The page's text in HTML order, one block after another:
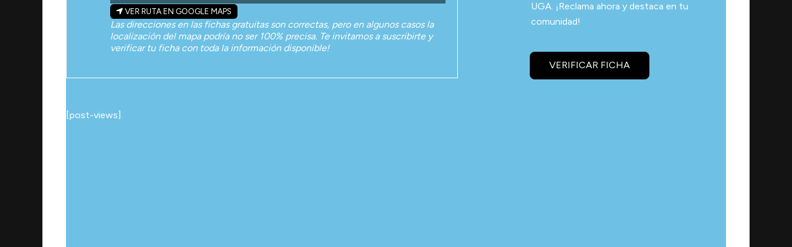
VER RUTA EN GOOGLE MAPS
Las direcciones en las fichas gratuitas son correctas, pero en algunos casos la
localización del mapa podría no ser 100% precisa. Te invitamos a suscribirte y
verificar tu ficha con toda la información disponible!
[post-views]
UGA. ¡Reclama ahora y destaca en tu
comunidad!
VERIFICAR FICHA